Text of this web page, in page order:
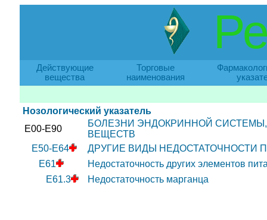
Действующие
вещества
Торговые
наименования
Нозологический указатель
E00-E90
БОЛЕЗНИ ЭНДОКРИННОЙ
ВЕЩЕСТВ
E50-E64
ДРУГИЕ ВИДЫ НЕДОСТАТОЧНОСТИ
E61
Недостаточность других элементов
E61.3
Недостаточность марганца